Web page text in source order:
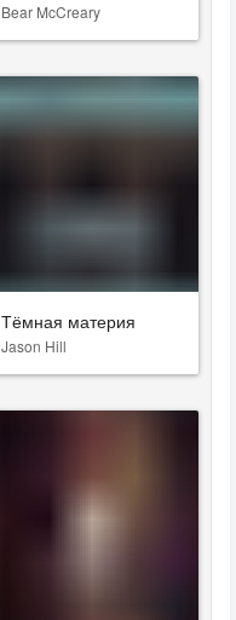
Bear McCreary
Тёмная материя
Jason Hill